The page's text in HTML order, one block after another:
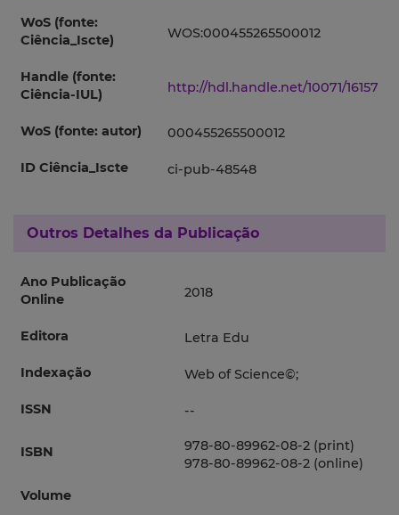
WoS (fonte:
Ciência_Iscte)
WOS:000455265500012
Handle (fonte:
Ciência-IUL)
http://hdl.handle.net/10071/16157
WoS (fonte: autor) 000455265500012
ID Ciência_Iscte ci-pub-48548
Outros Detalhes da Publicação
Ano Publicação
Online
2018
Editora Letra Edu
Indexação Web of Science©;
ISSN --
ISBN
978-80-89962-08-2 (print)
978-80-89962-08-2 (online)
Volume